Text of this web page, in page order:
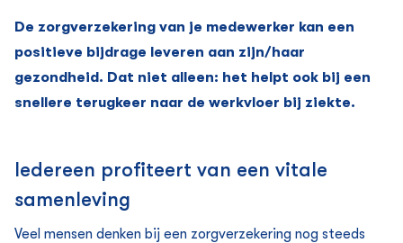
De zorg­verzekering van je medewerker kan een
positieve bijdrage leveren aan zijn/haar
gezondheid. Dat niet alleen: het helpt ook bij een
snellere terugkeer naar de werkvloer bij ziekte.
Iedereen profiteert van een vitale
samenleving
Veel mensen denken bij een zorg­verzekering nog steeds